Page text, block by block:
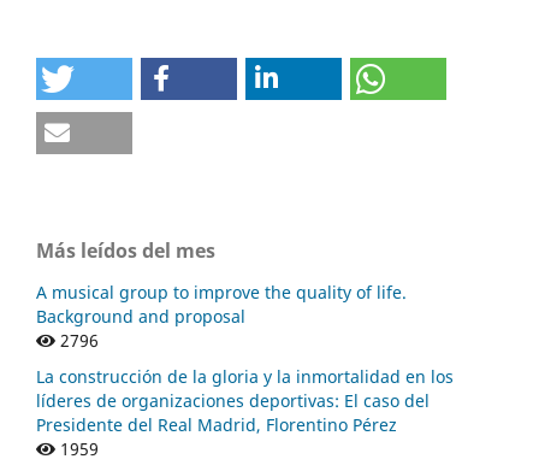
Más leídos del mes
A musical group to improve the quality of life.
Background and proposal
2796
La construcción de la gloria y la inmortalidad en los
líderes de organizaciones deportivas: El caso del
Presidente del Real Madrid, Florentino Pérez
1959